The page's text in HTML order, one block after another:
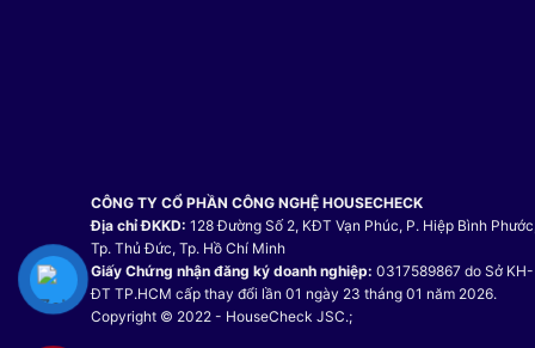
CÔNG TY CỔ PHẦN CÔNG NGHỆ HOUSECHECK
Địa chỉ ĐKKD: 128 Đường Số 2, KĐT Vạn Phúc, P. Hiệp Bình Phước,
Tp. Thủ Đức, Tp. Hồ Chí Minh
Giấy Chứng nhận đăng ký doanh nghiệp: 0317589867 do Sở KH-
ĐT TP.HCM cấp thay đổi lần 01 ngày 23 tháng 01 năm 2026.
Copyright © 2022 - HouseCheck JSC.;